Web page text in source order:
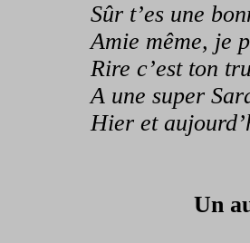
Sûr t’es une
Amie même, je
Rire c’est ton
A une super
Hier et
Un